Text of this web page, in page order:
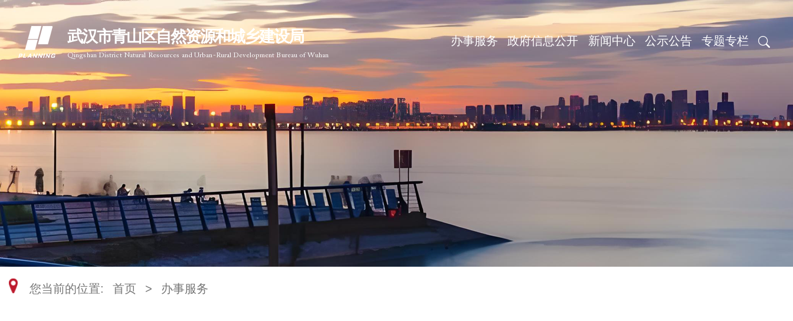
武汉市青山区自然资源和城乡建设局
Qingshan District Natural Resources and Urban-Rural Development Bureau of Wuhan
办事服务 政府信息公开 新闻中心 公示公告 专题专栏
您当前的位置: 首页 > 办事服务